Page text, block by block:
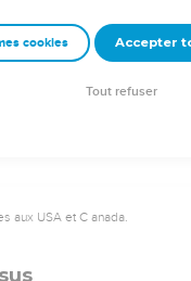
Seigneur lui avait
avec elle jusqu'à ce
aux USA et C anada.
cookies Accepter
Tout refuser